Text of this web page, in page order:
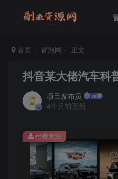
首页 冒泡网 正文
抖音某大佬汽车科
项目发布员
4个月前更新
付费资源